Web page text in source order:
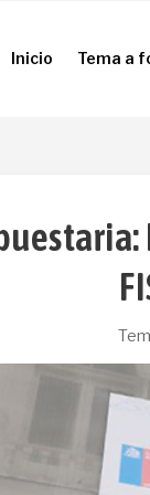
Inicio Tema a
Inicio Tema a